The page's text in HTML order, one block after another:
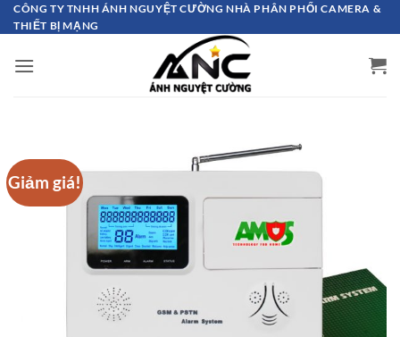
Bỏ
qua
dung
CÔNG TY TNHH ÁNH NGUYỆT CƯỜNG NHÀ PHÂN PHỐI CAMERA &
THIẾT BỊ MẠNG
Giảm giá!